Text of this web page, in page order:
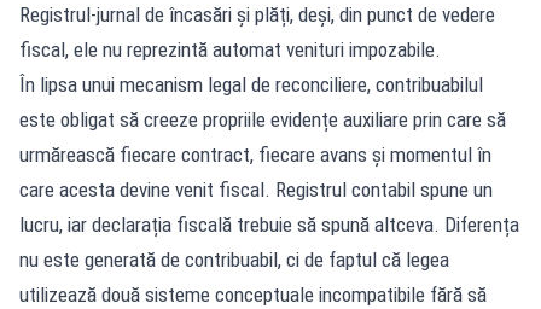
Registrul-jurnal de încasări și plăți, deși, din punct de vedere
fiscal, ele nu reprezintă automat venituri impozabile.
În lipsa unui mecanism legal de reconciliere, contribuabilul
este obligat să creeze propriile evidențe auxiliare prin care să
urmărească fiecare contract, fiecare avans și momentul în
care acesta devine venit fiscal. Registrul contabil spune un
lucru, iar declarația fiscală trebuie să spună altceva. Diferența
nu este generată de contribuabil, ci de faptul că legea
utilizează două sisteme conceptuale incompatibile fără să